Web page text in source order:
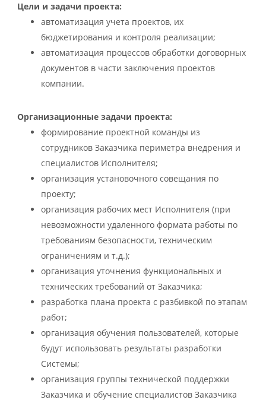
Цели и задачи проекта:
автоматизация учета проектов, их
бюджетирования и контроля реализации;
автоматизация процессов обработки договорных
документов в части заключения проектов
компании.
Организационные задачи проекта:
формирование проектной команды из
сотрудников Заказчика периметра внедрения и
специалистов Исполнителя;
организация установочного совещания по
проекту;
организация рабочих мест Исполнителя (при
невозможности удаленного формата работы по
требованиям безопасности, техническим
ограничениям и т.д.);
организация уточнения функциональных и
технических требований от Заказчика;
разработка плана проекта с разбивкой по этапам
работ;
организация обучения пользователей, которые
будут использовать результаты разработки
Системы;
организация группы технической поддержки
Заказчика и обучение специалистов Заказчика